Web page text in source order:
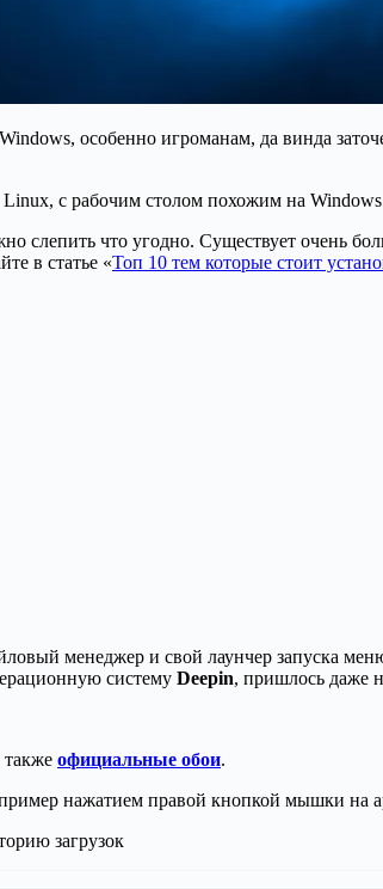
особенно игроманам, да винда
с рабочим столом похожим на
слепить что угодно. Существует очень
в статье «Топ 10 тем которые стоит
менеджер и свой лаунчер запуска
систему Deepin, пришлось даже
также официальные обои.
нажатием правой кнопкой мышки
загрузок